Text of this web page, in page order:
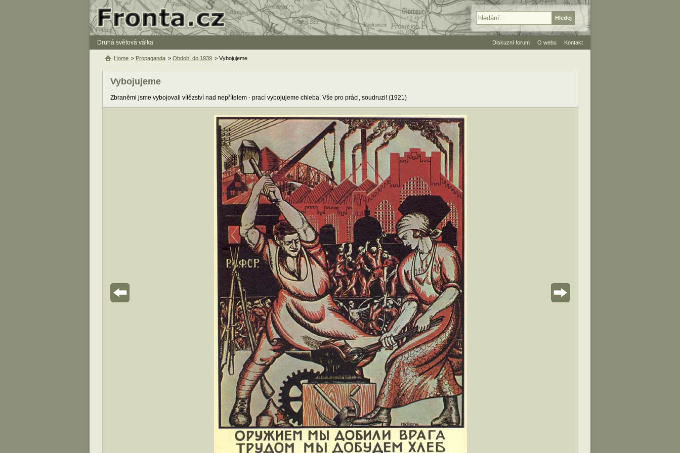
Druhá světová válka
Vybojujeme
Zbraněmi jsme vybojovali vítězství nad nepřítelem - prací vybojujeme chleba. Vše pro práci, soudruzi! (1921)
Home > Propaganda > Období do 1939 > Vybojujeme
Diskuzní forum O webu Kontakt